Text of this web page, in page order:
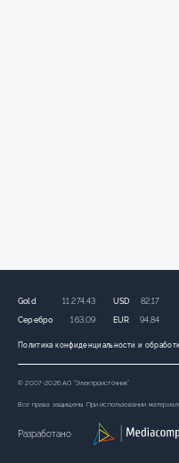
Политика конфиденциальности и
Gold 11 274,43
Серебро 163,09
USD 82,17
EUR 94,84
© 2007-2026 АО “Электроисточник”
Все права защищены. При использовании
Разработано